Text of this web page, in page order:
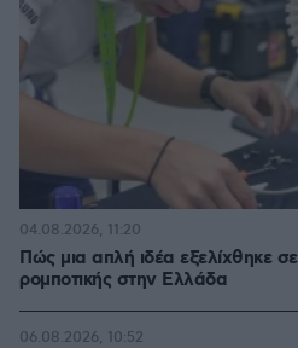
Πώς μια απλή ιδέα εξελίχθηκε
ρομποτικής στην Ελλάδα
04.08.2026, 11:20
06.08.2026, 10:52